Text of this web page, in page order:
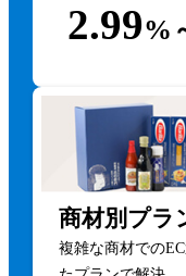
2.99%
商材別プラ
複雑な商材での